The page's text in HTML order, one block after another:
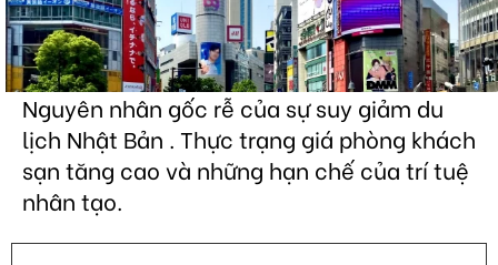
Nguyên nhân gốc rễ của sự suy giảm du
lịch Nhật Bản . Thực trạng giá phòng khách
sạn tăng cao và những hạn chế của trí tuệ
nhân tạo.